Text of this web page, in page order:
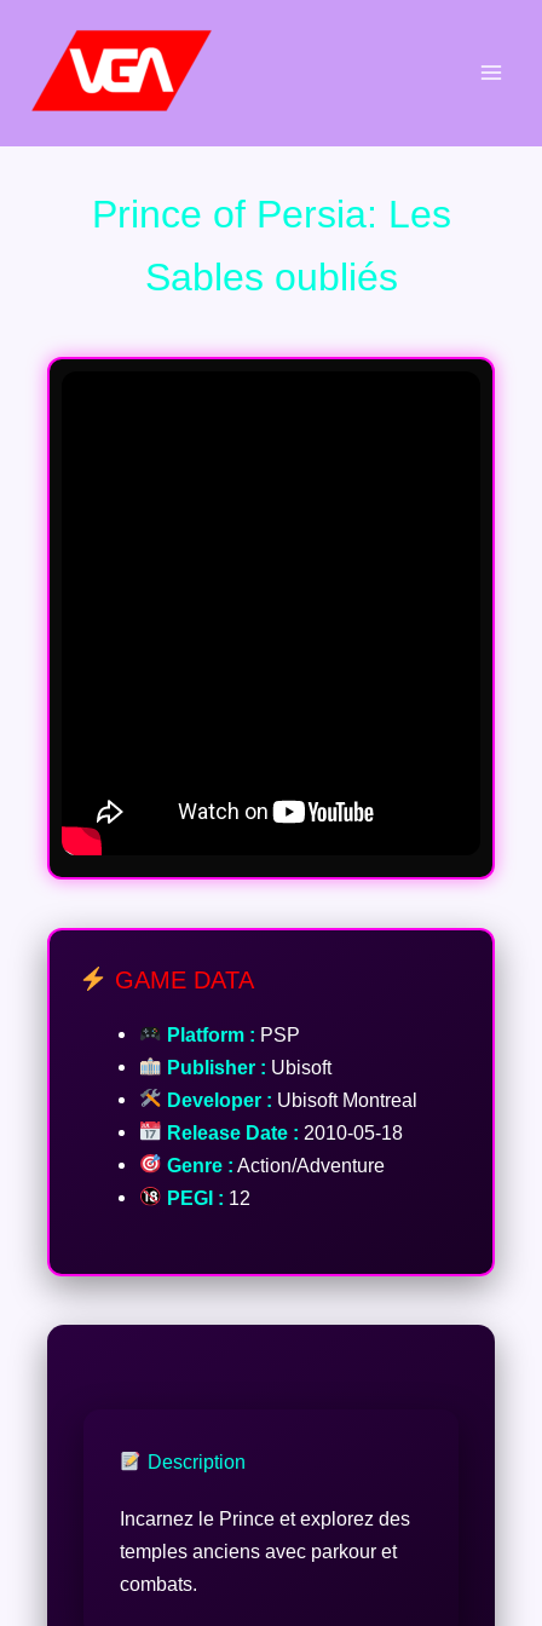
contenu
Prince of Persia: Les
Sables oubliés
GAME DATA
Platform : PSP
Publisher : Ubisoft
Developer : Ubisoft Montreal
Release Date : 2010-05-18
Genre : Action/Adventure
PEGI : 12
Description
Incarnez le Prince et explorez des
temples anciens avec parkour et
combats.